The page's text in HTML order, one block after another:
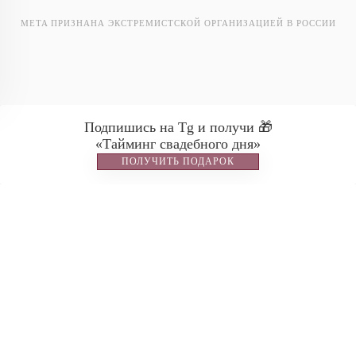
META ПРИЗНАНА ЭКСТРЕМИСТСКОЙ ОРГАНИЗАЦИЕЙ В РОССИИ
Подпишись на Tg и получи 🎁
«Тайминг свадебного дня»
ПОЛУЧИТЬ ПОДАРОК